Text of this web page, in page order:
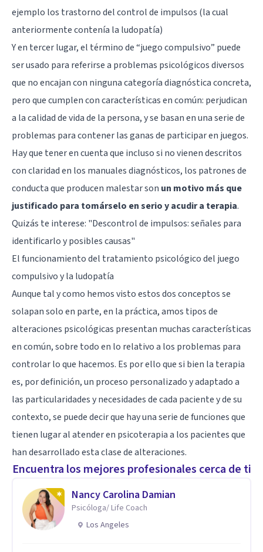
ejemplo los trastorno del control de impulsos (la cual
anteriormente contenía la ludopatía)
Y en tercer lugar, el término de “juego compulsivo” puede
ser usado para referirse a problemas psicológicos diversos
que no encajan con ninguna categoría diagnóstica concreta,
pero que cumplen con características en común: perjudican
a la calidad de vida de la persona, y se basan en una serie de
problemas para contener las ganas de participar en juegos.
Hay que tener en cuenta que incluso si no vienen descritos
con claridad en los manuales diagnósticos, los patrones de
conducta que producen malestar son un motivo más que
justificado para tomárselo en serio y acudir a terapia.
Quizás te interese: "Descontrol de impulsos: señales para
identificarlo y posibles causas"
El funcionamiento del tratamiento psicológico del juego
compulsivo y la ludopatía
Aunque tal y como hemos visto estos dos conceptos se
solapan solo en parte, en la práctica, amos tipos de
alteraciones psicológicas presentan muchas características
en común, sobre todo en lo relativo a los problemas para
controlar lo que hacemos. Es por ello que si bien la terapia
es, por definición, un proceso personalizado y adaptado a
las particularidades y necesidades de cada paciente y de su
contexto, se puede decir que hay una serie de funciones que
tienen lugar al atender en psicoterapia a los pacientes que
han desarrollado esta clase de alteraciones.
Encuentra los mejores profesionales cerca de ti
Nancy Carolina Damian
Psicóloga/ Life Coach
Los Angeles